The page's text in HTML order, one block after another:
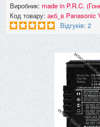
Виробник: made in P.R.C.
Код товару: акб_в Panasonic
Відгуків: 2